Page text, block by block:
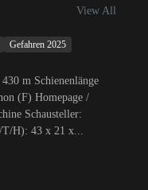
View All
Gefahren 2025
m Schienenlänge
(F) Homepage /
Schausteller:
T/H): 43 x 21 x...